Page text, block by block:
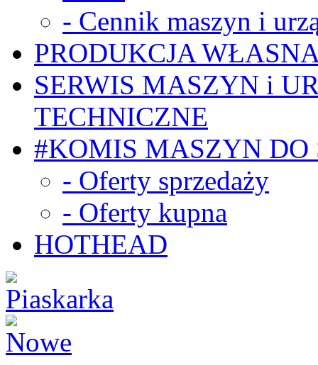
- Cennik maszyn i
PRODUKCJA
SERWIS MASZYN i
TECHNICZNE
#KOMIS MASZYN DO
- Oferty sprzedaży
- Oferty kupna
HOTHEAD